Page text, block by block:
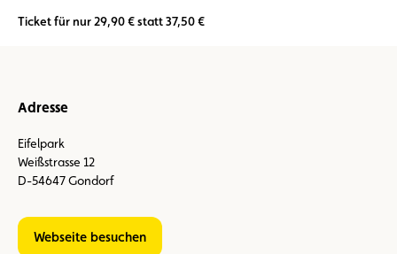
Umweltplakette
Ticket für nur 29,90 € statt 37,50 €
Adresse
Eifelpark
Weißstrasse 12
D-54647 Gondorf
Webseite besuchen